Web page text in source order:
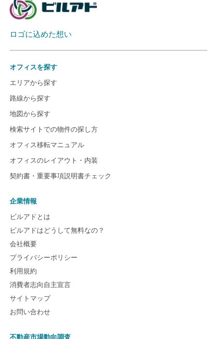
ロゴに込めた想い
オフィスを探す
エリアから探す
路線から探す
地図から探す
検索サイトでの物件の探し方
オフィス移転マニュアル
オフィスのレイアウト・内装
契約書・重要事項説明書チェック
企業情報
ビルアドとは
ビルアドはどうして無料なの？
会社概要
プライバシーポリシー
利用規約
消費者志向自主宣言
サイトマップ
お問い合わせ
不動産市場動向調査